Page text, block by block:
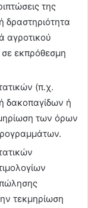
της
δραστηριότητα
αγροτικού
εκπρόθεσμη
(π.χ.
δακοπαγίδων ή
των όρων
τεκμηρίωση